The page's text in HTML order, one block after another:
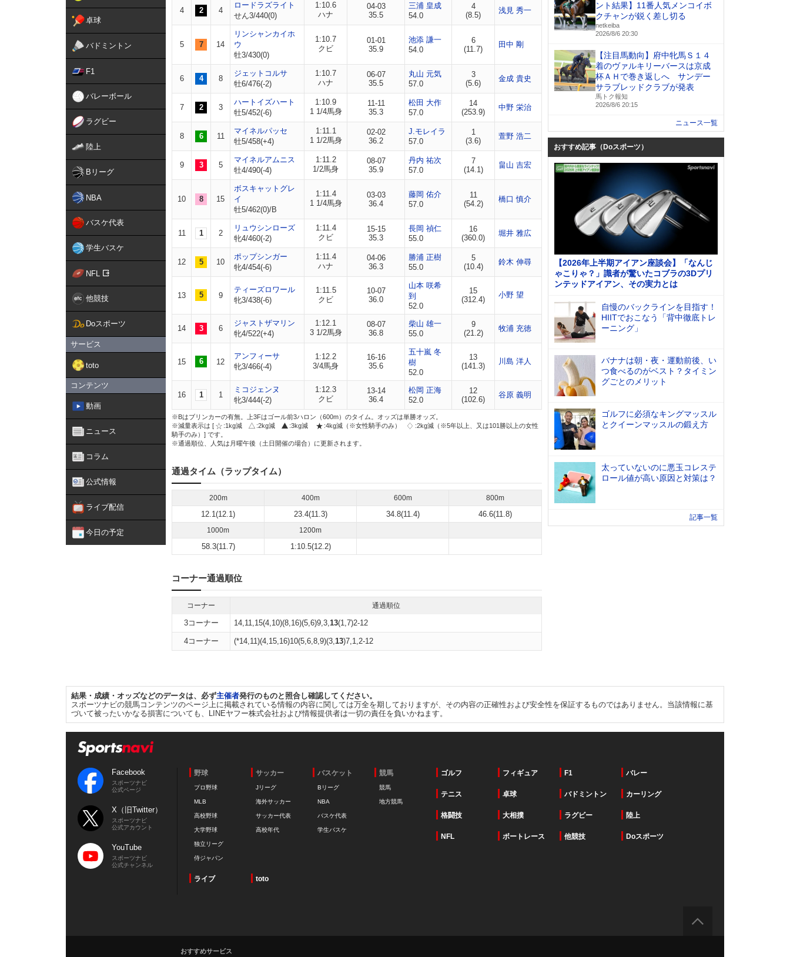
卓球
バドミントン
F1
バレーボール
ラグビー
陸上
Bリーグ
NBA
バスケ代表
学生バスケ
NFL
他競技
Doスポーツ
サービス
toto
コンテンツ
動画
ニュース
コラム
公式情報
ライブ配信
今日の予定
4 2 4
ロードラズライト
せん3/440(0)
1:10.6
ハナ
04-03
35.5
三浦 皇成
54.0
4
(8.5)
浅見 秀一
5 7 14
リンシャンカイホ
ウ
牡3/430(0)
1:10.7
クビ
01-01
35.9
池添 謙一
54.0
6
(11.7)
田中 剛
6 4 8
ジェットコルサ
牡6/476(-2)
1:10.7
ハナ
06-07
35.5
丸山 元気
57.0
3
(5.6)
金成 貴史
7 2 3
ハートイズハート
牡5/452(-6)
1:10.9
1 1/4馬身
11-11
35.3
松田 大作
57.0
14
(253.9)
中野 栄治
8 6 11
マイネルパッセ
牡5/458(+4)
1:11.1
1 1/2馬身
02-02
36.2
J.モレイラ
57.0
1
(3.6)
萱野 浩二
9 3 5
マイネルアムニス
牡4/490(-4)
1:11.2
1/2馬身
08-07
35.9
丹内 祐次
57.0
7
(14.1)
畠山 吉宏
10 8 15
ボスキャットグレ
イ
牡5/462(0)/B
1:11.4
1 1/4馬身
03-03
36.4
藤岡 佑介
57.0
11
(54.2)
橋口 慎介
11 1 2
リュウシンローズ
牝4/460(-2)
1:11.4
クビ
15-15
35.3
長岡 禎仁
55.0
16
(360.0)
堀井 雅広
12 5 10
ポップシンガー
牝4/454(-6)
1:11.4
ハナ
04-06
36.3
勝浦 正樹
55.0
5
(10.4)
鈴木 伸尋
13 5 9
ティーズロワール
牝3/438(-6)
1:11.5
クビ
10-07
36.0
山本 咲希
到
52.0
15
(312.4)
小野 望
14 3 6
ジャストザマリン
牝4/522(+4)
1:12.1
3 1/2馬身
08-07
36.8
柴山 雄一
55.0
9
(21.2)
牧浦 充徳
15 6 12
アンフィーサ
牝3/466(-4)
1:12.2
3/4馬身
16-16
35.6
五十嵐 冬
樹
52.0
13
(141.3)
川島 洋人
16 1 1
ミコジェンヌ
牝3/444(-2)
1:12.3
クビ
13-14
36.4
松岡 正海
52.0
12
(102.6)
谷原 義明
※Bはブリンカーの有無。上3Fはゴール前3ハロン（600m）のタイム。オッズは単勝オッズ。
※減量表示は [
:1kg減 :2kg減 :3kg減 :4kg減（※女性騎手のみ）
:2kg減（※5年以上、又は101勝以上の女性
騎手のみ）] です。
※通過順位、人気は月曜午後（土日開催の場合）に更新されます。
通過タイム（ラップタイム）
200m 400m 600m 800m
12.1(12.1) 23.4(11.3) 34.8(11.4) 46.6(11.8)
1000m 1200m
58.3(11.7) 1:10.5(12.2)
コーナー通過順位
コーナー 通過順位
3コーナー 14,11,15(4,10)(8,16)(5,6)9,3,13(1,7)2-12
4コーナー (*14,11)(4,15,16)10(5,6,8,9)(3,13)7,1,2-12
ント結果】11番人気メンコイボ
クチャンが鋭く差し切る
netkeiba
2026/8/6 20:30
【注目馬動向】府中牝馬Ｓ１４
着のヴァルキリーバースは京成
杯ＡＨで巻き返しへ サンデー
サラブレッドクラブが発表
馬トク報知
2026/8/6 20:15
ニュース一覧
おすすめ記事（Doスポーツ）
【2026年上半期アイアン座談会】「なんじ
ゃこりゃ？」識者が驚いたコブラの3Dプリ
ンテッドアイアン、その実力とは
自慢のバックラインを目指す！
HIITでおこなう「背中徹底トレ
ーニング」
バナナは朝・夜・運動前後、い
つ食べるのがベスト？タイミン
グごとのメリット
ゴルフに必須なキングマッスル
とクイーンマッスルの鍛え方
太っていないのに悪玉コレステ
ロール値が高い原因と対策は？
記事一覧
結果・成績・オッズなどのデータは、必ず主催者発行のものと照合し確認してください。
スポーツナビの競馬コンテンツのページ上に掲載されている情報の内容に関しては万全を期しておりますが、その内容の正確性および安全性を保証するものではありません。当該情報に基
づいて被ったいかなる損害についても、LINEヤフー株式会社および情報提供者は一切の責任を負いかねます。
Facebook
スポーツナビ
公式ページ
X（旧Twitter）
スポーツナビ
公式アカウント
YouTube
スポーツナビ
公式チャンネル
野球
プロ野球
MLB
高校野球
大学野球
独立リーグ
侍ジャパン
サッカー
Jリーグ
海外サッカー
サッカー代表
高校年代
バスケット
Bリーグ
NBA
バスケ代表
学生バスケ
競馬
競馬
地方競馬
ゴルフ フィギュア F1 バレー
テニス 卓球 バドミントン カーリング
格闘技 大相撲 ラグビー 陸上
NFL ボートレース 他競技 Doスポーツ
ライブ toto
おすすめサービス